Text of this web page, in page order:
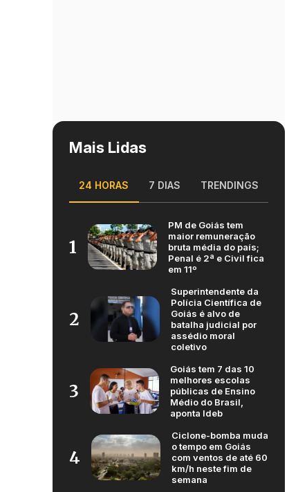
Mais Lidas
24 HORAS 7 DIAS TRENDINGS
1
PM de Goiás tem
maior remuneração
bruta média do país;
Penal é 2ª e Civil fica
em 11º
2
Superintendente da
Polícia Científica de
Goiás é alvo de
batalha judicial por
assédio moral
coletivo
3
Goiás tem 7 das 10
melhores escolas
públicas de Ensino
Médio do Brasil,
aponta Ideb
4
Ciclone-bomba muda
o tempo em Goiás
com ventos de até 60
km/h neste fim de
semana